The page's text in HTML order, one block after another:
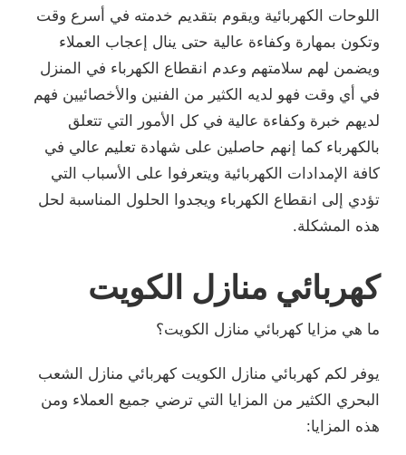
اللوحات الكهربائية ويقوم بتقديم خدمته في أسرع وقت
وتكون بمهارة وكفاءة عالية حتى ينال إعجاب العملاء
ويضمن لهم سلامتهم وعدم انقطاع الكهرباء في المنزل
في أي وقت فهو لديه الكثير من الفنين والأخصائيين فهم
لديهم خبرة وكفاءة عالية في كل الأمور التي تتعلق
بالكهرباء كما إنهم حاصلين على شهادة تعليم عالي في
كافة الإمدادات الكهربائية ويتعرفوا على الأسباب التي
تؤدي إلى انقطاع الكهرباء ويجدوا الحلول المناسبة لحل
هذه المشكلة.
كهربائي منازل الكويت
ما هي مزايا كهربائي منازل الكويت؟
يوفر لكم كهربائي منازل الكويت كهربائي منازل الشعب
البحري الكثير من المزايا التي ترضي جميع العملاء ومن
هذه المزايا: